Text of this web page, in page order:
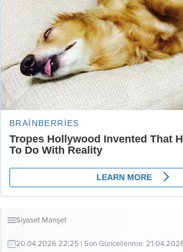
Siyaset Manşet
20.04.2026 22:25 | Son Güncellenme: